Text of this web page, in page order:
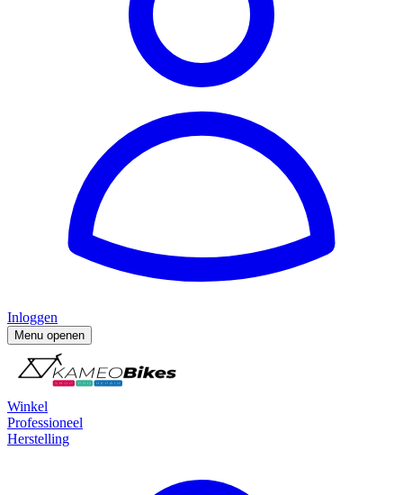
Inloggen
Menu openen
Winkel
Professioneel
Herstelling